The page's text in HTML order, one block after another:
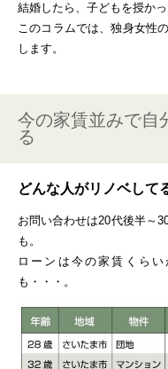
結婚したら、子どもを授か
このコラムでは、独身女性
します。
今の家賃並みで自
る
どんな人がリノベして
お問い合わせは20代後半～
も。
ローンは今の家賃くら
も・・・。